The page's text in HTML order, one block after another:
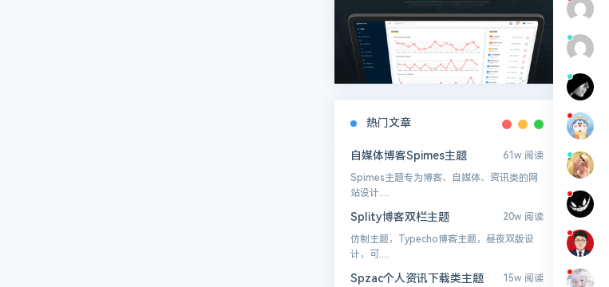
热门文章
自媒体博客Spimes主题
61w 阅读
Spimes主题专为博客、自媒体、资讯类的网
站设计....
Splity博客双栏主题
20w 阅读
仿制主题，Typecho博客主题，昼夜双版设
计，可....
Spzac个人资讯下载类主题
15w 阅读